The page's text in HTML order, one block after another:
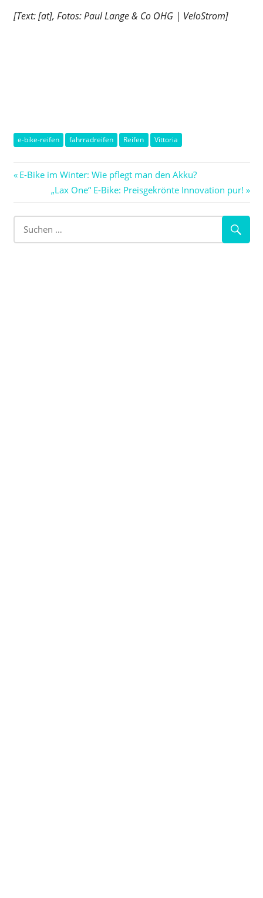
[Text: [at], Fotos: Paul Lange & Co OHG | VeloStrom]
e-bike-reifen fahrradreifen Reifen Vittoria
Beitragsnavigation
Vorheriger
E-Bike im Winter: Wie pflegt man den Akku?
Nächster
„Lax One“ E-Bike: Preisgekrönte Innovation pur!